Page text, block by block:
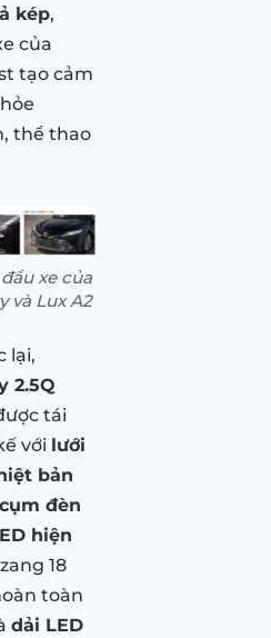
kép,
của
tạo cảm
thể thao
xe của
và Lux A2
lại,
2.5Q
tái
với lưới
bản
cụm đèn
hiện
18
toàn
dải LED